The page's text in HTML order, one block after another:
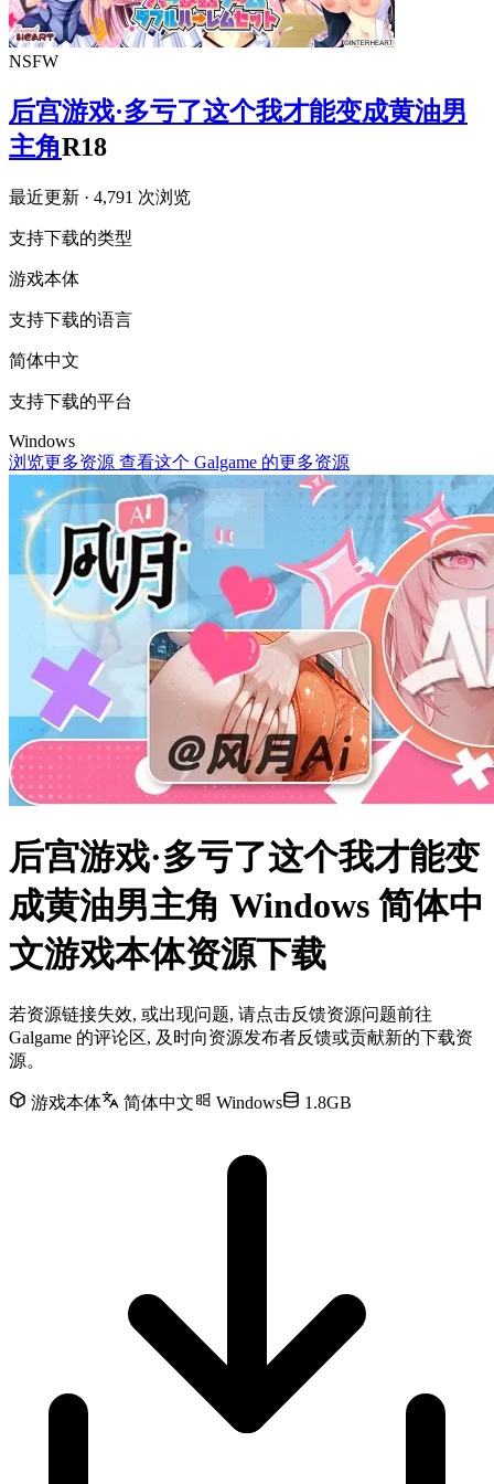
NSFW
后宫游戏·多亏了这个我才能变成黄油男
主角R18
最近更新 · 4,791 次浏览
支持下载的类型
游戏本体
支持下载的语言
简体中文
支持下载的平台
Windows
浏览更多资源 查看这个 Galgame 的更多资源
后宫游戏·多亏了这个我才能变
成黄油男主角 Windows 简体中
文游戏本体资源下载
若资源链接失效, 或出现问题, 请点击反馈资源问题前往
Galgame 的评论区, 及时向资源发布者反馈或贡献新的下载资
源。
游戏本体 简体中文 Windows 1.8GB